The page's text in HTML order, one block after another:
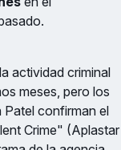
actividad criminal
meses, pero los
confirman el
Crime" (Aplastar